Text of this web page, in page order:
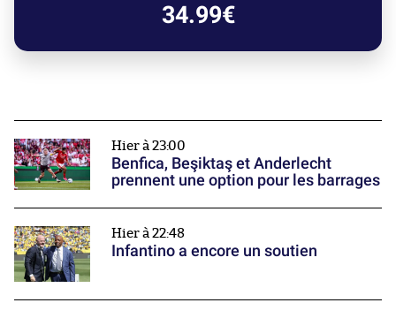
34.99€
Hier à 23:00
Benfica, Beşiktaş et Anderlecht
prennent une option pour les barrages
Hier à 22:48
Infantino a encore un soutien